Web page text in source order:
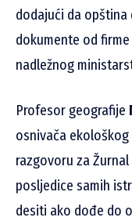
dodajući da opština
dokumente od
nadležnog
Profesor geografije
osnivača ekološkog
razgovoru za
posljedice samih
desiti ako dođe do